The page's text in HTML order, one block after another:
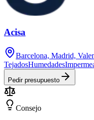
Acisa
Barcelona, Madrid,
TejadosHumedades
Pedir presupuesto
Consejo